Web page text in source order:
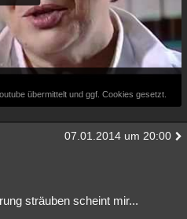
übermittelt und ggf. Cookies gesetzt.
07.01.2014 um 20:00
sträuben scheint mir...